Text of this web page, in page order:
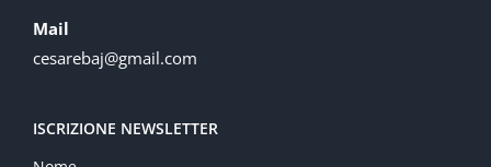
Mail
cesarebaj@gmail.com
ISCRIZIONE NEWSLETTER